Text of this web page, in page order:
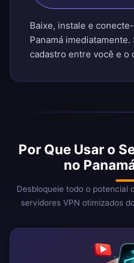
Baixe, instale e
Panamá
cadastro entre você e o
Por Que Usar o
no
Desbloqueie todo o potencial
servidores VPN otimizados